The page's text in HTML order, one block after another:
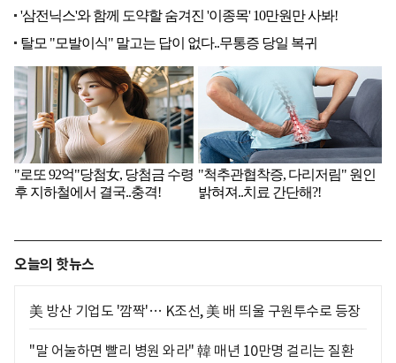
오늘의 핫뉴스
美 방산 기업도 '깜짝'… K조선, 美 배 띄울 구원투수로 등장
"말 어눌하면 빨리 병원 와라" 韓 매년 10만명 걸리는 질환